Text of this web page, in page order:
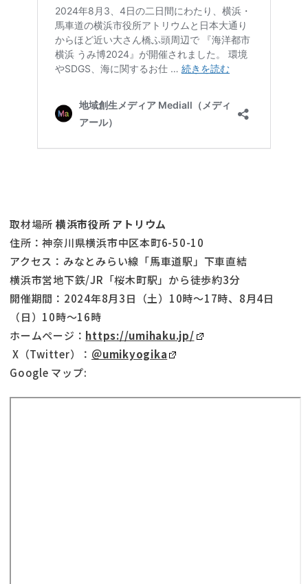
取材場所 横浜市役所 アトリウム
住所：神奈川県横浜市中区本町6-50-10
アクセス：みなとみらい線「馬車道駅」下車直結
横浜市営地下鉄/JR「桜木町駅」から徒歩約3分
開催期間：2024年8月3日（土）10時～17時、8月4日
（日）10時～16時
ホームページ： https://umihaku.jp/
X（Twitter）： ＠umikyogika
Google マップ: